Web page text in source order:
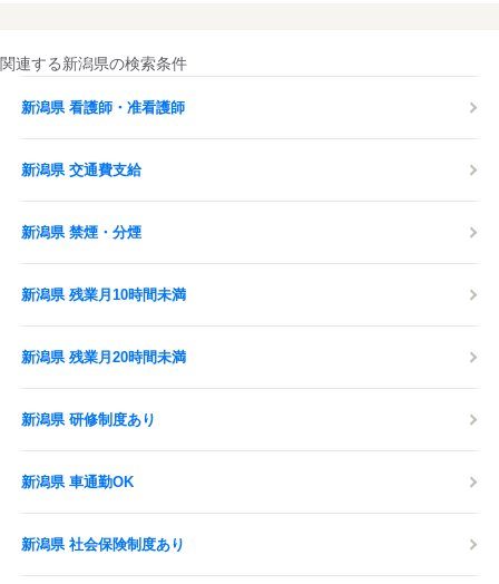
関連する新潟県の検索条件
新潟県 看護師・准看護師
新潟県 交通費支給
新潟県 禁煙・分煙
新潟県 残業月10時間未満
新潟県 残業月20時間未満
新潟県 研修制度あり
新潟県 車通勤OK
新潟県 社会保険制度あり